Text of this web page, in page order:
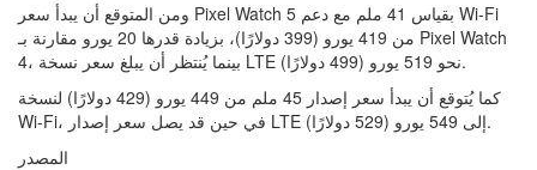
ومن المتوقع أن يبدأ سعر Pixel Watch 5 بقياس 41 ملم مع دعم Wi-Fi
من 419 يورو (399 دولارًا)، بزيادة قدرها 20 يورو مقارنة بـ Pixel Watch
4، بينما يُنتظر أن يبلغ سعر نسخة LTE نحو 519 يورو (499 دولارًا).
كما يُتوقع أن يبدأ سعر إصدار 45 ملم من 449 يورو (429 دولارًا) لنسخة
Wi-Fi، في حين قد يصل سعر إصدار LTE إلى 549 يورو (529 دولارًا).
المصدر